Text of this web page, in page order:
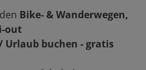
Bike- & Wanderwegen,
out
Urlaub buchen - gratis